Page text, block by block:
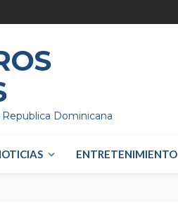
Dominicana
ENTRETENIMIENTO